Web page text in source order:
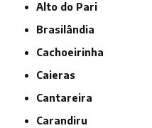
Alto do Pari
Brasilândia
Cachoeirinha
Caieras
Cantareira
Carandiru